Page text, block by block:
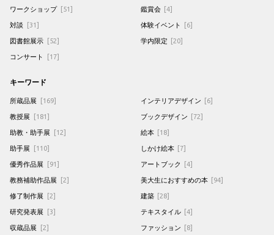
ワークショップ [51]
対談 [31]
図書館展示 [52]
コンサート [17]
鑑賞会 [4]
体験イベント [6]
学内限定 [20]
キーワード
所蔵品展 [169]
教授展 [181]
助教・助手展 [12]
助手展 [110]
優秀作品展 [91]
教務補助作品展 [2]
修了制作展 [2]
研究発表展 [3]
収蔵品展 [2]
インテリアデザイン [6]
ブックデザイン [72]
絵本 [18]
しかけ絵本 [7]
アートブック [4]
美大生におすすめの本 [94]
建築 [28]
テキスタイル [4]
ファッション [8]